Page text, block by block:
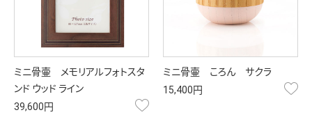
ミニ骨壷 メモリアルフォトスタ
ンド ウッド ライン
39,600円
ミニ骨壷 ころん サクラ
15,400円